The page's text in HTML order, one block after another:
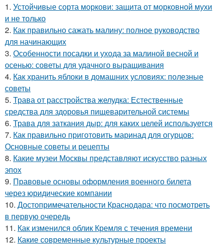
1. Устойчивые сорта моркови: защита от морковной мухи
и не только
2. Как правильно сажать малину: полное руководство
для начинающих
3. Особенности посадки и ухода за малиной весной и
осенью: советы для удачного выращивания
4. Как хранить яблоки в домашних условиях: полезные
советы
5. Трава от расстройства желудка: Естественные
средства для здоровья пищеварительной системы
6. Трава для заткания дыр: для каких целей используется
7. Как правильно приготовить маринад для огурцов:
Основные советы и рецепты
8. Какие музеи Москвы представляют искусство разных
эпох
9. Правовые основы оформления военного билета
через юридические компании
10. Достопримечательности Краснодара: что посмотреть
в первую очередь
11. Как изменился облик Кремля с течения времени
12. Какие современные культурные проекты